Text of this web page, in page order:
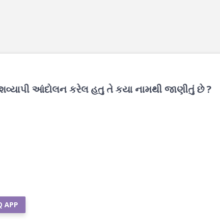
આંદોલન કરેલ હતુ તે કયા નામથી જાણીતું છે ?
APP